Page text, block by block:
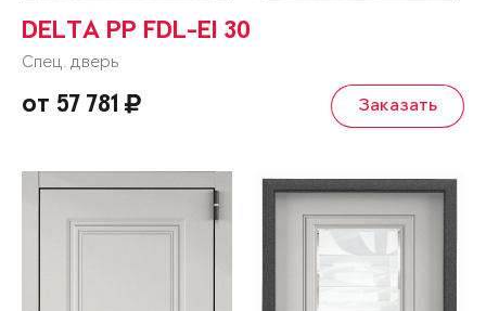
DELTA PP FDL-EI 30
Спец. дверь
от 57 781 Заказать